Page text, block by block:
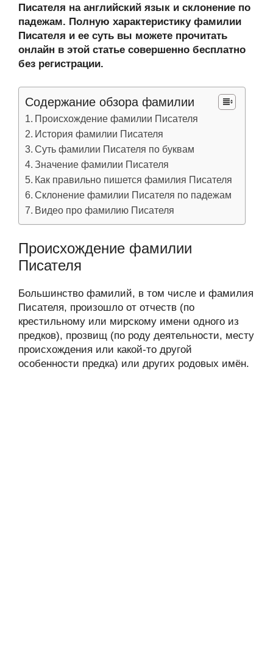
Писателя на английский язык и склонение по
падежам. Полную характеристику фамилии
Писателя и ее суть вы можете прочитать
онлайн в этой статье совершенно бесплатно
без регистрации.
Содержание обзора фамилии
Происхождение фамилии Писателя
История фамилии Писателя
Суть фамилии Писателя по буквам
Значение фамилии Писателя
Как правильно пишется фамилия Писателя
Склонение фамилии Писателя по падежам
Видео про фамилию Писателя
Происхождение фамилии
Писателя
Большинство фамилий, в том числе и фамилия
Писателя, произошло от отчеств (по
крестильному или мирскому имени одного из
предков), прозвищ (по роду деятельности, месту
происхождения или какой-то другой
особенности предка) или других родовых имён.